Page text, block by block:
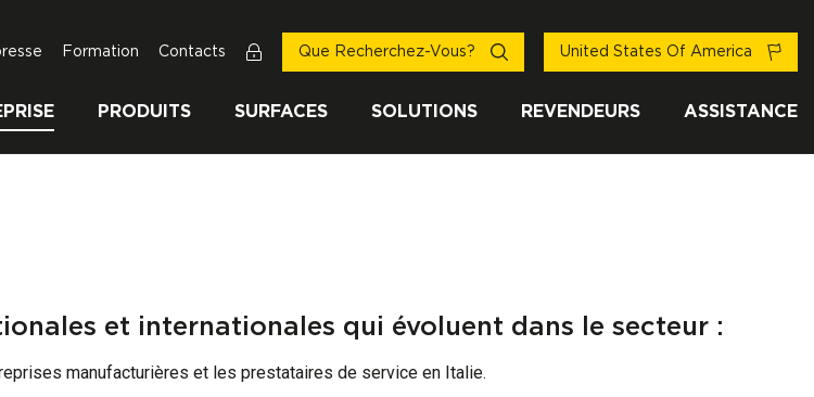
PRODUITS SURFACES SOLUTIONS REVENDEURS ASSISTANCE
Formation Contacts Que Recherchez-Vous? United States Of America
et internationales qui évoluent dans le secteur :
manufacturières et les prestataires de service en Italie.